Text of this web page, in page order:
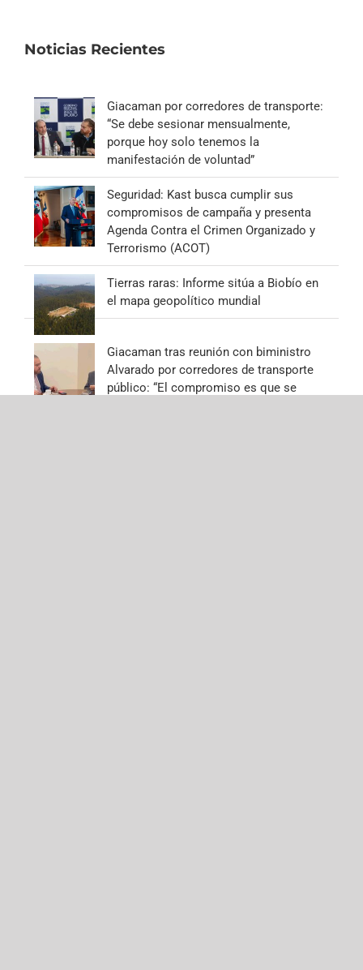
Noticias Recientes
Giacaman por corredores de transporte:
“Se debe sesionar mensualmente,
porque hoy solo tenemos la
manifestación de voluntad”
Seguridad: Kast busca cumplir sus
compromisos de campaña y presenta
Agenda Contra el Crimen Organizado y
Terrorismo (ACOT)
Tierras raras: Informe sitúa a Biobío en
el mapa geopolítico mundial
Giacaman tras reunión con biministro
Alvarado por corredores de transporte
público: “El compromiso es que se